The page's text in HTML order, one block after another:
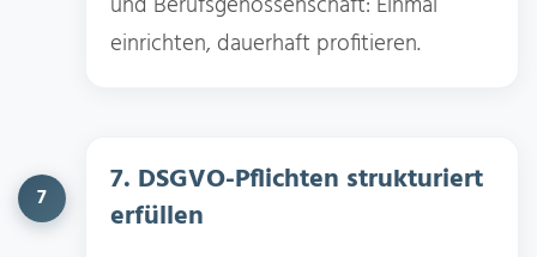
einrichten, dauerhaft profitieren.
7
7. DSGVO-Pflichten strukturiert
erfüllen